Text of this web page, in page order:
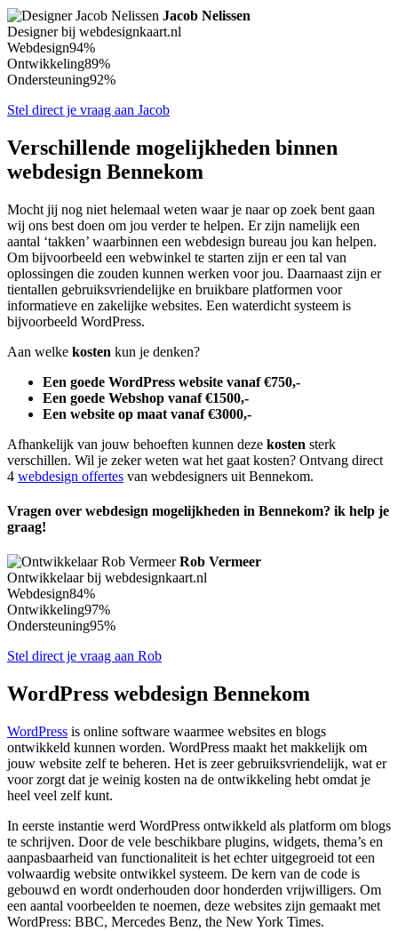
Jacob Nelissen
Designer bij webdesignkaart.nl
Webdesign94%
Ontwikkeling89%
Ondersteuning92%
Stel direct je vraag aan Jacob
Verschillende mogelijkheden binnen
webdesign Bennekom
Mocht jij nog niet helemaal weten waar je naar op zoek bent gaan
wij ons best doen om jou verder te helpen. Er zijn namelijk een
aantal ‘takken’ waarbinnen een webdesign bureau jou kan helpen.
Om bijvoorbeeld een webwinkel te starten zijn er een tal van
oplossingen die zouden kunnen werken voor jou. Daarnaast zijn er
tientallen gebruiksvriendelijke en bruikbare platformen voor
informatieve en zakelijke websites. Een waterdicht systeem is
bijvoorbeeld WordPress.
Aan welke kosten kun je denken?
Een goede WordPress website vanaf €750,-
Een goede Webshop vanaf €1500,-
Een website op maat vanaf €3000,-
Afhankelijk van jouw behoeften kunnen deze kosten sterk
verschillen. Wil je zeker weten wat het gaat kosten? Ontvang direct
4 webdesign offertes van webdesigners uit Bennekom.
Vragen over webdesign mogelijkheden in Bennekom? ik help je
graag!
Rob Vermeer
Ontwikkelaar bij webdesignkaart.nl
Webdesign84%
Ontwikkeling97%
Ondersteuning95%
Stel direct je vraag aan Rob
WordPress webdesign Bennekom
WordPress is online software waarmee websites en blogs
ontwikkeld kunnen worden. WordPress maakt het makkelijk om
jouw website zelf te beheren. Het is zeer gebruiksvriendelijk, wat er
voor zorgt dat je weinig kosten na de ontwikkeling hebt omdat je
heel veel zelf kunt.
In eerste instantie werd WordPress ontwikkeld als platform om blogs
te schrijven. Door de vele beschikbare plugins, widgets, thema’s en
aanpasbaarheid van functionaliteit is het echter uitgegroeid tot een
volwaardig website ontwikkel systeem. De kern van de code is
gebouwd en wordt onderhouden door honderden vrijwilligers. Om
een aantal voorbeelden te noemen, deze websites zijn gemaakt met
WordPress: BBC, Mercedes Benz, the New York Times.